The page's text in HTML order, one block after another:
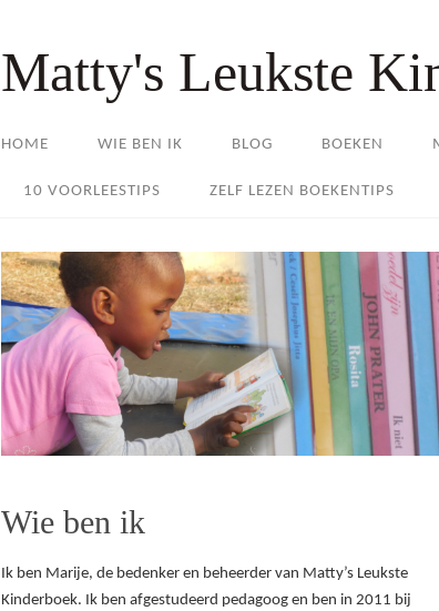
Matty's Leukste
HOME WIE BEN IK BLOG BOEKEN
10 VOORLEESTIPS ZELF LEZEN BOEKENTIPS
Wie ben ik
Ik ben Marije, de bedenker en beheerder van Matty’s Leukste
Kinderboek. Ik ben afgestudeerd pedagoog en ben in 2011 bij